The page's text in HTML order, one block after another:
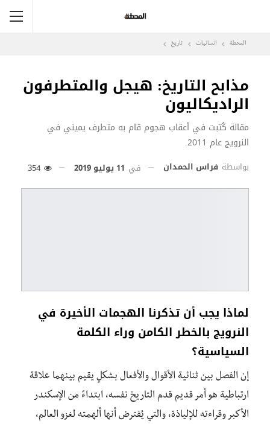
المحطة انسانيات تاريخ
مذابح التاريخ: هيجل والمتطرفون
الراديكاليون
مقالة كُتبت في أعقاب هجوم قام به متطرف يميني في
النرويج عام 2011.
بواسطة فراس الحمدان في 11 يوليو 2019 354
لماذا يجب أن تذكرنا الهجمات الأخيرة في
النرويج بالخطر الكامن وراء الكلمة
السياسية؟
إن الفصل بين ثنائية الأقوال والأفعال بشكلٍ يقيم بينهما علاقة
ارتباطية هو أمر قديم قدم التاريخ نفسه، ابتداءً من الإسكندر
الأكبر وقراءته للإلياذة، والتي يُفترض أنها ألهمته لغزو العالم،